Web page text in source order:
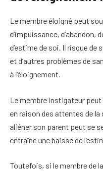
Le membre éloigné peut
d’impuissance, d’abandon,
d’estime de soi. Il risque de
et d’autres problèmes de
à l’éloignement.
Le membre instigateur
en raison des attentes de
aliéner son parent peut se
entraîne une baisse de
Toutefois, si le membre de